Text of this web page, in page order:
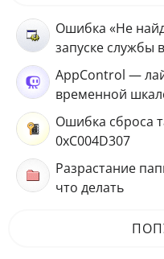
Ошибка «Не
запуске службы
AppControl —
временной
Ошибка сброса
0xC004D307
Разрастание
что делать